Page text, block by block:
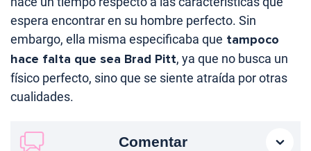
espera encontrar en su hombre perfecto. Sin
embargo, ella misma especificaba que tampoco
hace falta que sea Brad Pitt, ya que no busca un
físico perfecto, sino que se siente atraída por otras
cualidades.
Comentar